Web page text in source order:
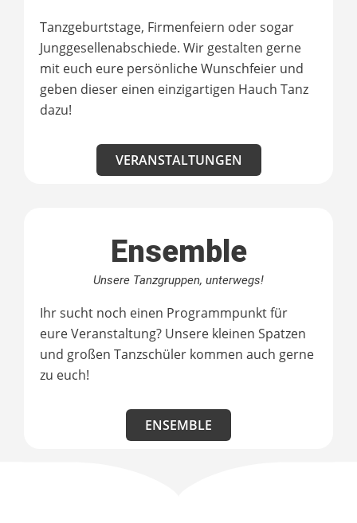
Tanzgeburtstage, Firmenfeiern oder sogar
Junggesellenabschiede. Wir gestalten gerne
mit euch eure persönliche Wunschfeier und
geben dieser einen einzigartigen Hauch Tanz
dazu!
VERANSTALTUNGEN
Ensemble
Unsere Tanzgruppen, unterwegs!
Ihr sucht noch einen Programmpunkt für
eure Veranstaltung? Unsere kleinen Spatzen
und großen Tanzschüler kommen auch gerne
zu euch!
ENSEMBLE